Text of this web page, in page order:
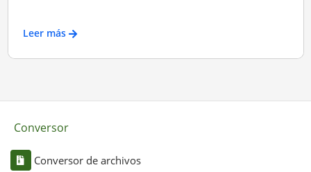
Leer más
Conversor
Conversor de archivos